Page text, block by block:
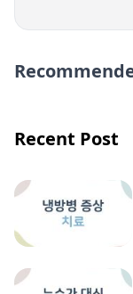
Recent Post